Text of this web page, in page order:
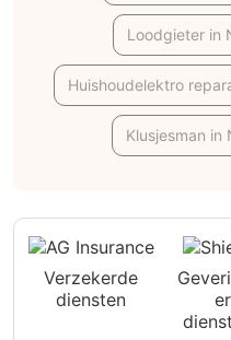
Loodgieter in
Huishoudelektro
Klusjesman
Verzekerde
diensten